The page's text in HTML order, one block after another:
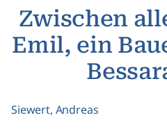
Zwischen
Emil, ein
Siewert, Andreas